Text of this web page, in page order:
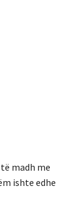
madh me
ishte edhe